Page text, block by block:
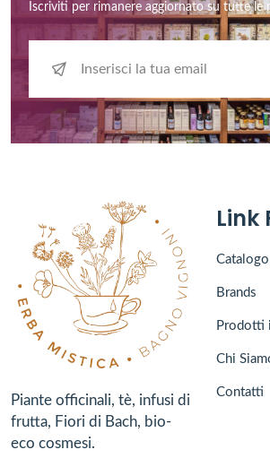
Iscriviti per rimanere aggiornato su tutte le
Piante officinali, tè, infusi di
frutta, Fiori di Bach, bio-
eco cosmesi.
Link
Brands
Prodotti
Chi
Contatti